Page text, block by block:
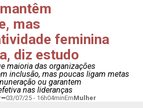
mas
feminina
diz estudo
maioria das organizações
inclusão, mas poucas ligam metas
ou garantem
nas lideranças
03/07/25 - 16h04minEmMulher